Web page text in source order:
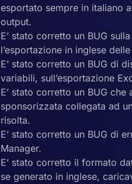
esportato sempre in italiano
output.
E’ stato corretto un BUG
l’esportazione in inglese
E’ stato corretto un BUG di
variabili, sull’esportazione
E’ stato corretto un BUG
sponsorizzata collegata ad
risolta.
E’ stato corretto un BUG di
Manager.
E’ stato corretto il formato
se generato in inglese,